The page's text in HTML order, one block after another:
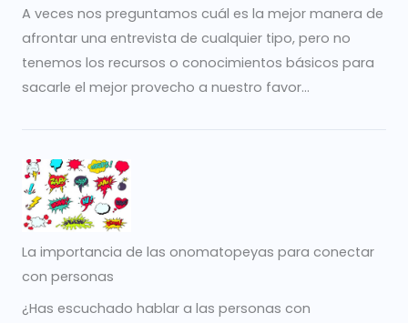
A veces nos preguntamos cuál es la mejor manera de
afrontar una entrevista de cualquier tipo, pero no
tenemos los recursos o conocimientos básicos para
sacarle el mejor provecho a nuestro favor...
La importancia de las onomatopeyas para conectar
con personas
¿Has escuchado hablar a las personas con